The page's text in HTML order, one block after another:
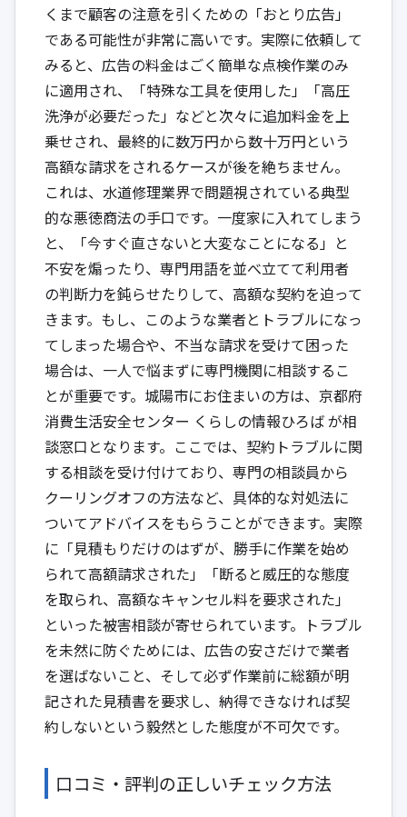
くまで顧客の注意を引くための「おとり広告」
である可能性が非常に高いです。実際に依頼して
みると、広告の料金はごく簡単な点検作業のみ
に適用され、「特殊な工具を使用した」「高圧
洗浄が必要だった」などと次々に追加料金を上
乗せされ、最終的に数万円から数十万円という
高額な請求をされるケースが後を絶ちません。
これは、水道修理業界で問題視されている典型
的な悪徳商法の手口です。一度家に入れてしまう
と、「今すぐ直さないと大変なことになる」と
不安を煽ったり、専門用語を並べ立てて利用者
の判断力を鈍らせたりして、高額な契約を迫って
きます。もし、このような業者とトラブルになっ
てしまった場合や、不当な請求を受けて困った
場合は、一人で悩まずに専門機関に相談するこ
とが重要です。城陽市にお住まいの方は、 京都府
消費生活安全センター くらしの情報ひろばが相
談窓口となります。ここでは、契約トラブルに関
する相談を受け付けており、専門の相談員から
クーリングオフの方法など、具体的な対処法に
ついてアドバイスをもらうことができます。実際
に「見積もりだけのはずが、勝手に作業を始め
られて高額請求された」「断ると威圧的な態度
を取られ、高額なキャンセル料を要求された」
といった被害相談が寄せられています。トラブル
を未然に防ぐためには、広告の安さだけで業者
を選ばないこと、そして必ず作業前に総額が明
記された見積書を要求し、納得できなければ契
約しないという毅然とした態度が不可欠です。
口コミ・評判の正しいチェック方法